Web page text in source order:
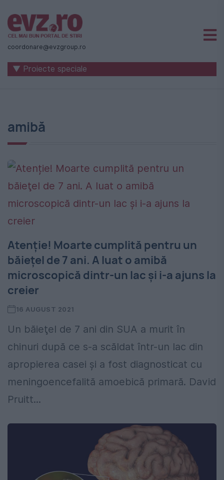
Știri
naționale
internaționale
-
Evenimentul
Zilei
coordonare@evzgroup.ro
▼ Proiecte speciale
amibă
Atenție! Moarte cumplită pentru un
băieţel de 7 ani. A luat o amibă
microscopică dintr-un lac și i-a ajuns la
creier
16 AUGUST 2021
Un băieţel de 7 ani din SUA a murit în
chinuri după ce s-a scăldat într-un lac din
apropierea casei şi a fost diagnosticat cu
meningoencefalită amoebică primară. David
Pruitt...